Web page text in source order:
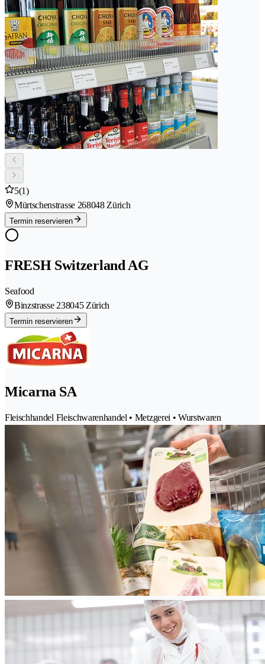
5(1)
Mürtschenstrasse 268048 Zürich
Termin reservieren
FRESH Switzerland AG
Seafood
Binzstrasse 238045 Zürich
Termin reservieren
Micarna SA
Fleischhandel Fleischwarenhandel • Metzgerei • Wurstwaren